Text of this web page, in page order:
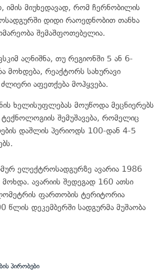
იმის მიუხედავად, რომ ჩერნობილის
დიდი რაოედნობით თანხა
შემაშფოთებელია.
აღნიშნა, თუ რეგიონში 5 ან 6-
მოხდება, რეაქტორს სახურავი
აფეთქება მოჰყვება.
ხელისუფლებას მოუწოდა მეცნიერებს
შემუშავება, რომელიც
დაშლის პერიოდს 100-დან 4-5
ელექტროსადგურზე ავარია 1986
ავარიის შედეგად 160 ათსი
ფართობის ტერიტორია
წლის დეკემბერში სადგურმა მუშაობა
პირობები